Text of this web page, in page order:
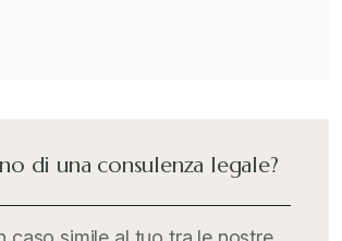
di una consulenza legale?